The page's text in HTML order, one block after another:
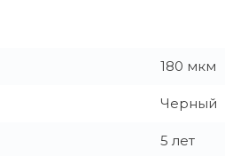
180 мкм
Черный
5 лет